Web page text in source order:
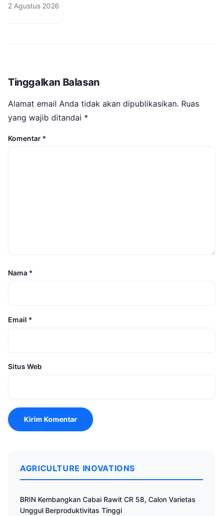
2 Agustus 2026
Tinggalkan Balasan
Alamat email Anda tidak akan dipublikasikan. Ruas
yang wajib ditandai *
Komentar *
Nama *
Email *
Situs Web
AGRICULTURE INOVATIONS
BRIN Kembangkan Cabai Rawit CR 58, Calon Varietas
Unggul Berproduktivitas Tinggi